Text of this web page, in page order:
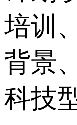
培训
背景
科技